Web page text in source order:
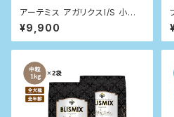
アーテミス アガリクスI/S 小粒
6.8kg
¥9,900